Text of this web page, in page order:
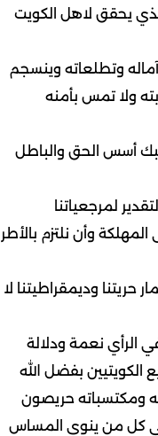
يحقق لاهل الكويت
وتطلعاته وينسجم
ولا تمس بأمنه
أسس الحق والباطل
لمرجعياتنا
وأن نلتزم بالأطر
حريتنا وديمقراطيتنا لا
الرأي نعمة ودلالة
بفضل الله
ومكتسباته حريصون
كل من ينوي المساس